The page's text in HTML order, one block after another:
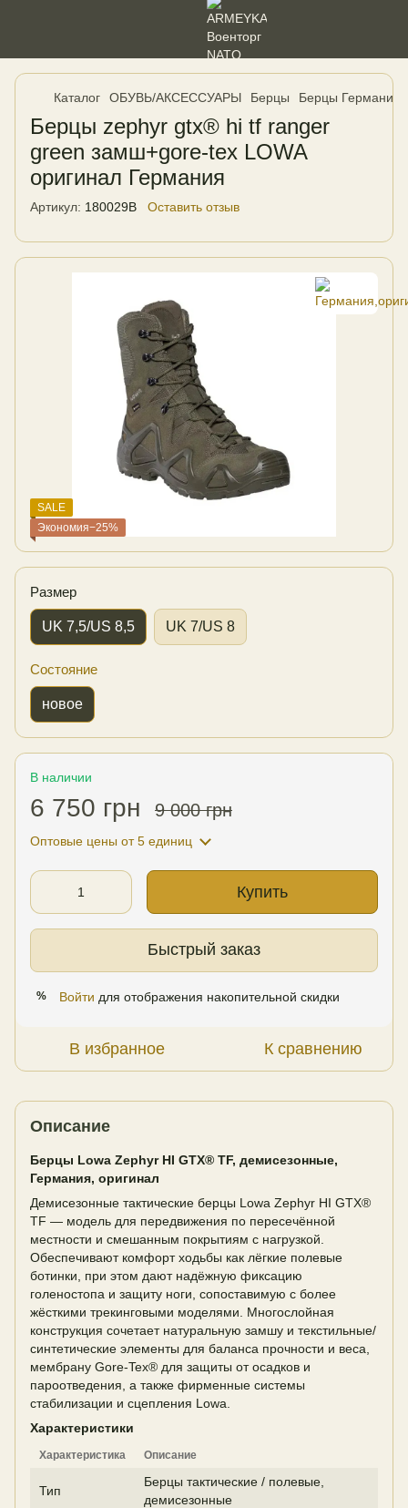
Каталог ОБУВЬ/АКСЕССУАРЫ Берцы Берцы
Берцы zephyr gtx® hi tf ranger
green замш+gore-tex LOWA
оригинал Германия
Артикул: 180029B Оставить отзыв
SALE
Экономия−25%
Размер
UK 7,5/US 8,5 UK 7/US 8
Состояние
новое
В наличии
6 750 грн 9 000 грн
Оптовые цены от 5 единиц
Купить
Быстрый заказ
% Войти для отображения накопительной скидки
В избранное К сравнению
Описание
Берцы Lowa Zephyr HI GTX® TF, демисезонные,
Германия, оригинал
Демисезонные тактические берцы Lowa Zephyr HI GTX®
TF — модель для передвижения по пересечённой
местности и смешанным покрытиям с нагрузкой.
Обеспечивают комфорт ходьбы как лёгкие полевые
ботинки, при этом дают надёжную фиксацию
голеностопа и защиту ноги, сопоставимую с более
жёсткими трекинговыми моделями. Многослойная
конструкция сочетает натуральную замшу и текстильные/
синтетические элементы для баланса прочности и веса,
мембрану Gore-Tex® для защиты от осадков и
пароотведения, а также фирменные системы
стабилизации и сцепления Lowa.
Характеристики
Характеристика Описание
Тип
Берцы тактические / полевые,
демисезонные